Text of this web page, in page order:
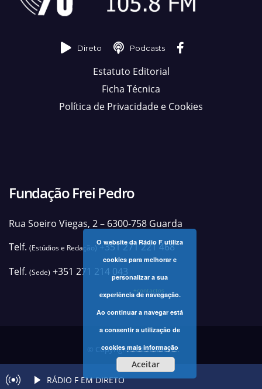
Direto Podcasts
Estatuto Editorial
Ficha Técnica
Política de Privacidade e Cookies
Fundação Frei Pedro
Rua Soeiro Viegas, 2 – 6300-758 Guarda
Telf. (Estúdios e Redação)+351 271 221 468
Telf. (Sede) +351 271 214 043
+contactos
© Copyright 2025 Rádio F
O website da Rádio F utiliza
cookies para melhorar e
personalizar a sua
experiência de navegação.
Ao continuar a navegar está
a consentir a utilização de
cookiesmais informação
Aceitar
RÁDIO F EM DIRETO